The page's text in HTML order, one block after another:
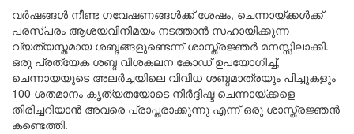
വർഷങ്ങൾ നീണ്ട ഗവേഷണങ്ങൾക്ക് ശേഷം, ചെന്നായ്ക്കൾക്ക്
പരസ്പരം ആശയവിനിമയം നടത്താൻ സഹായിക്കുന്ന
വ്യത്യസ്തമായ ശബ്ദങ്ങളുണ്ടെന്ന് ശാസ്ത്രജ്ഞർ മനസ്സിലാക്കി.
ഒരു പ്രത്യേക ശബ്ദ വിശകലന കോഡ് ഉപയോഗിച്ച്,
ചെന്നായയുടെ അലർച്ചയിലെ വിവിധ ശബ്ദമാത്രയും പിച്ചുകളും
100 ശതമാനം കൃത്യതയോടെ നിർദ്ദിഷ്ട ചെന്നായ്ക്കളെ
തിരിച്ചറിയാൻ അവരെ പ്രാപ്തരാക്കുന്നു എന്ന് ഒരു ശാസ്ത്രജ്ഞൻ
കണ്ടെത്തി.